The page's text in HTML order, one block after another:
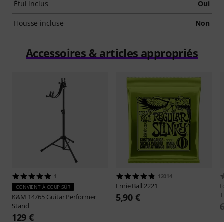
Étui inclus Oui
Housse incluse Non
Accessoires & articles appropriés
1
CONVIENT À COUP SÛR
K&M 14765 Guitar Performer
Stand
129 €
12014
Ernie Ball 2221
5,90 €